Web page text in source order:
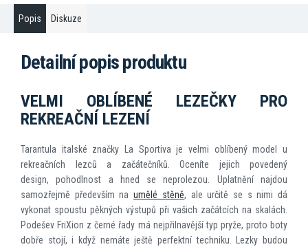
Popis Diskuze
Detailní popis produktu
VELMI OBLÍBENÉ LEZEČKY PRO
REKREAČNÍ LEZENÍ
Tarantula italské značky La Sportiva je velmi oblíbený model u
rekreačních lezců a začátečníků. Oceníte jejich povedený
design, pohodlnost a hned se neprolezou. Uplatnění najdou
samozřejmě především na umělé stěně, ale určitě se s nimi dá
vykonat spoustu pěkných výstupů při vašich začátcích na skalách.
Podešev FriXion z černé řady má nejpřilnavější typ pryže, proto boty
dobře stojí, i když nemáte ještě perfektní techniku. Lezky budou